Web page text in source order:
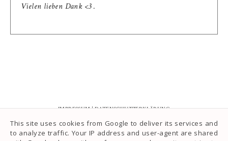
Vielen lieben Dank <3 .
IMPRESSUM|DATENSCHUTZERKLÄRUNG
This site uses cookies from Google to deliver its services and
to analyze traffic. Your IP address and user-agent are shared